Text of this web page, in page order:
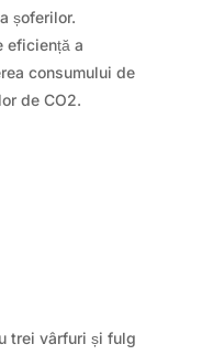
șoferilor.
eficiență a
consumului de
de CO2.
trei vârfuri și fulg